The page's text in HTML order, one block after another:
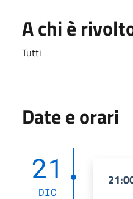
A chi è
Tutti
Date e orari
21
DIC